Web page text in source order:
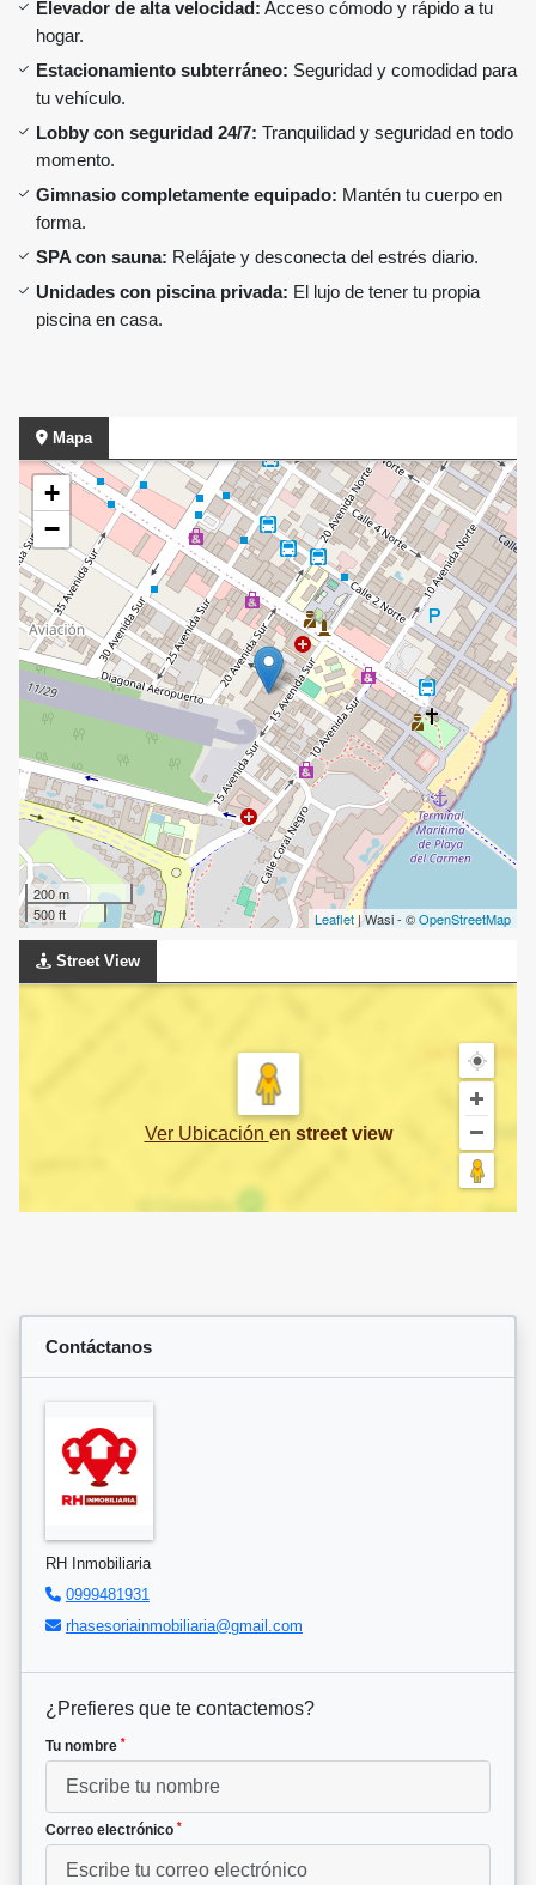
Elevador de alta velocidad: Acceso cómodo y rápido a tu
hogar.
Estacionamiento subterráneo: Seguridad y comodidad para
tu vehículo.
Lobby con seguridad 24/7: Tranquilidad y seguridad en todo
momento.
Gimnasio completamente equipado: Mantén tu cuerpo en
forma.
SPA con sauna: Relájate y desconecta del estrés diario.
Unidades con piscina privada: El lujo de tener tu propia
piscina en casa.
Mapa
+
−
200 m
500 ft
Leaflet | Wasi - ©OpenStreetMap
Street View
Ver Ubicación en street view
Contáctanos
RH Inmobiliaria
0999481931
rhasesoriainmobiliaria@gmail.com
¿Prefieres que te contactemos?
Tu nombre *
Correo electrónico *